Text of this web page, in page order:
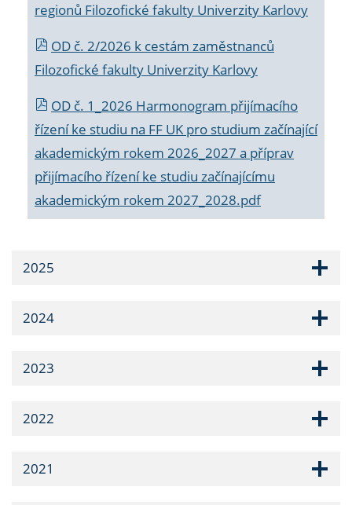
regionů Filozofické fakulty Univerzity Karlovy
OD č. 2/2026 k cestám zaměstnanců
Filozofické fakulty Univerzity Karlovy
OD č. 1_2026 Harmonogram přijímacího
řízení ke studiu na FF UK pro studium začínající
akademickým rokem 2026_2027 a příprav
přijímacího řízení ke studiu začínajícímu
akademickým rokem 2027_2028.pdf
2025
2024
2023
2022
2021